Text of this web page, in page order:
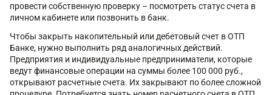
провести собственную проверку – посмотреть статус счета в
личном кабинете или позвонить в банк.
Чтобы закрыть накопительный или дебетовый счет в ОТП
Банке, нужно выполнить ряд аналогичных действий.
Предприятия и индивидуальные предприниматели, которые
ведут финансовые операции на суммы более 100 000 руб.,
открывают расчетные счета. Их закрывают по более сложной